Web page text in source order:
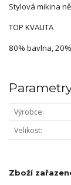
Stylová mikina
TOP KVALITA
80% bavlna,
Výrobce
Velikost
Zboží